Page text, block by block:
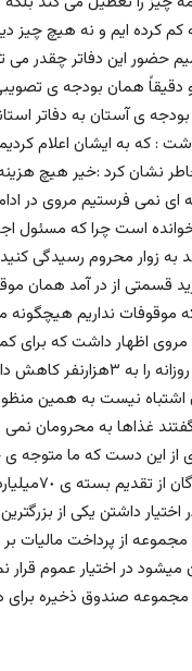
كرده ايم و نه هيچ چيز
حضور اين دفاتر چقدر مى
ى آستان به دفاتر
: كه به ايشان اعلام
نشان كرد :خير هيچ هزينه
اى نمى فرستيم مروى در
خوانده است چرا كه
به زوار محروم رسيدگى
قسمتى از در آمد همان
موقوفات نداريم
اظهار داشت كه براى
مناطق سر زدم و با بررسى وضعيت مردم
اشتباه نيست به همين
از اين دست كه ما
خود را تغيير
داشتن یکی از
از پرداخت مالیات
میشود در اختیار عموم
صندوق ذخیره برای